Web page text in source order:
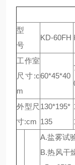
型
号
KD-60FH
工作室
尺寸:c
m
60*45*40
外型尺
寸:cm
130*195*
135
A.盐雾试
B.热风干